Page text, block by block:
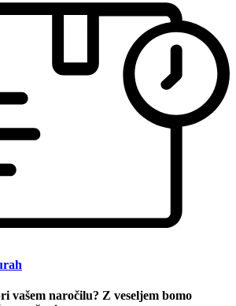
vašem naročilu? Z veseljem bomo